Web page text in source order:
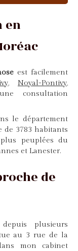
en
est facilement
, Noyal-Pontivy,
consultation
le département
de 3783 habitants
peuplées du
et Lanester.
de
plusieurs
au 3 rue de la
mon cabinet